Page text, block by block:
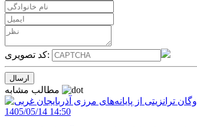
کد تصویری:
1405/05/14 14:50